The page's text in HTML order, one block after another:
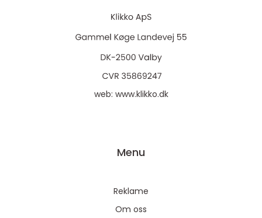
web: www.klikko.dk
Menu
Reklame
Om oss